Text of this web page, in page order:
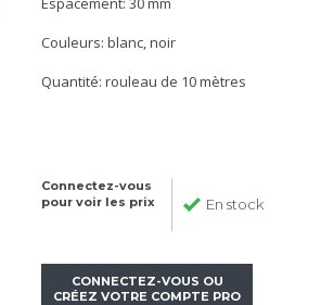
Couleurs: blanc, noir
Quantité: rouleau de 10 mètres
Connectez-vous
pour voir les prix
En stock
CONNECTEZ-VOUS OU
CRÉEZ VOTRE COMPTE PRO